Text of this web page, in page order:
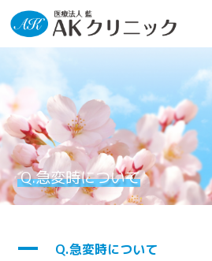
Q.急変時について
A
Q.急変時について